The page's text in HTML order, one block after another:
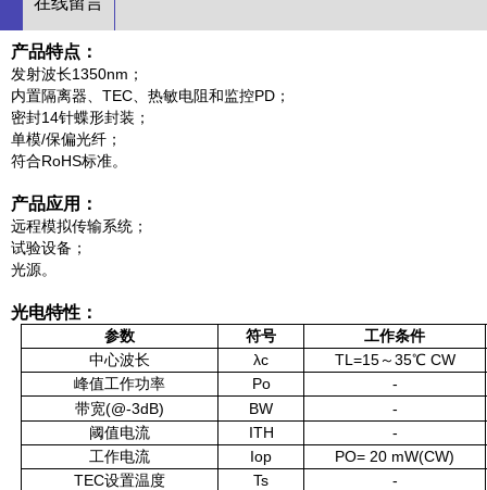
产品特点：
发射波长1350nm；
内置隔离器、TEC、热敏电阻和监控PD；
密封14针蝶形封装；
单模/保偏光纤；
符合RoHS标准。
产品应用：
远程模拟传输系统；
试验设备；
光源。
光电特性：
参数 符号
工作条件
中心波长
λc TL=15～35℃CW
峰值工作功率
Po
-
带宽(@-3dB) BW
-
阈值电流
ITH
-
工作电流
Iop
PO= 20 mW(CW)
TEC设置温度
Ts
-